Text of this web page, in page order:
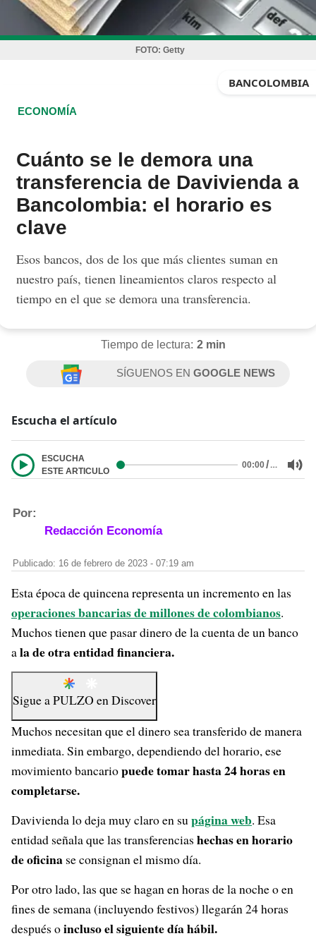
FOTO: Getty
BANCOLOMBIA
ECONOMÍA
Cuánto se le demora una
transferencia de Davivienda a
Bancolombia: el horario es
clave
Esos bancos, dos de los que más clientes suman en
nuestro país, tienen lineamientos claros respecto al
tiempo en el que se demora una transferencia.
Tiempo de lectura: 2 min
SÍGUENOS ENGOOGLE NEWS
Escucha el artículo
ESCUCHA
ESTE ARTICULO
00:00/…
Por:
Redacción Economía
Publicado: 16 de febrero de 2023 - 07:19 am
Esta época de quincena representa un incremento en las
operaciones bancarias de millones de colombianos.
Muchos tienen que pasar dinero de la cuenta de un banco
ala de otra entidad financiera.
Sigue aPULZO enDiscover
Muchos necesitan que el dinero sea transferido de manera
inmediata. Sin embargo, dependiendo del horario, ese
movimiento bancariopuede tomar hasta 24 horas en
completarse.
Davivienda lo deja muy claro en supágina web. Esa
entidad señala que las transferencias hechas en horario
de oficina se consignan el mismo día.
Por otro lado, las que se hagan en horas de la noche o en
fines de semana (incluyendo festivos) llegarán 24 horas
después oincluso el siguiente día hábil.